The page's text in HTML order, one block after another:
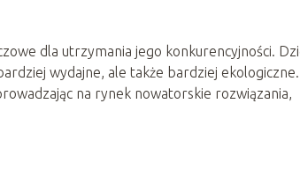
dla utrzymania jego konkurencyjności.
wydajne, ale także bardziej ekologiczne.
na rynek nowatorskie rozwiązania,